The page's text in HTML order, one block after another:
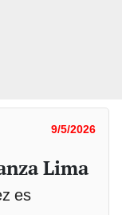
9/5/2026
Lima
es